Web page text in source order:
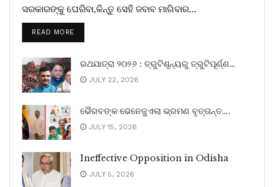
ସରକାରଙ୍କୁ ଘେରିବା,କିନ୍ତୁ ସେହି ଜବାବ ମାଗିବାର...
READ MORE
ରଥଯାତ୍ରା ୨୦୨୬ : ତ୍ରୁଟିଶୂନ୍ୟରୁ ତ୍ରୁଟିପୂର୍ଣ୍ଣ…
JULY 22, 2026
ଭୈରବଙ୍କ ଭେନେଜୁଏଲା ଭ୍ରମଣ ବୃତ୍ତାନ୍ତ….
JULY 15, 2026
Ineffective Opposition in Odisha
JULY 5, 2026